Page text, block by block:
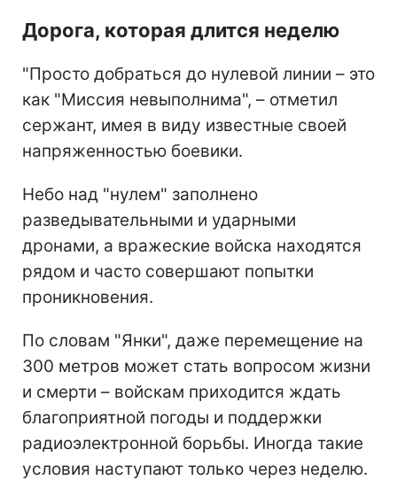
Дорога, которая длится неделю
"Просто добраться до нулевой линии – это
как "Миссия невыполнима", – отметил
сержант, имея в виду известные своей
напряженностью боевики.
Небо над "нулем" заполнено
разведывательными и ударными
дронами, а вражеские войска находятся
рядом и часто совершают попытки
проникновения.
По словам "Янки", даже перемещение на
300 метров может стать вопросом жизни
и смерти – войскам приходится ждать
благоприятной погоды и поддержки
радиоэлектронной борьбы. Иногда такие
условия наступают только через неделю.